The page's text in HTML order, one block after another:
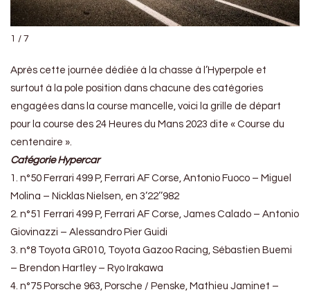
1 / 7
Après cette journée dédiée à la chasse à l’Hyperpole et
surtout à la pole position dans chacune des catégories
engagées dans la course mancelle, voici la grille de départ
pour la course des 24 Heures du Mans 2023 dite « Course du
centenaire ».
Catégorie Hypercar
1. n°50 Ferrari 499 P, Ferrari AF Corse, Antonio Fuoco – Miguel
Molina – Nicklas Nielsen, en 3’22’’982
2. n°51 Ferrari 499 P, Ferrari AF Corse, James Calado – Antonio
Giovinazzi – Alessandro Pier Guidi
3. n°8 Toyota GR010, Toyota Gazoo Racing, Sébastien Buemi
– Brendon Hartley – Ryo Irakawa
4. n°75 Porsche 963, Porsche / Penske, Mathieu Jaminet –